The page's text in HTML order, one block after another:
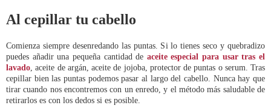
Al cepillar tu cabello
Comienza siempre desenredando las puntas. Si lo tienes seco y quebradizo
puedes añadir una pequeña cantidad de aceite especial para usar tras el
lavado , aceite de argán, aceite de jojoba, protector de puntas o serum. Tras
cepillar bien las puntas podemos pasar al largo del cabello. Nunca hay que
tirar cuando nos encontremos con un enredo, y el método más saludable de
retirarlos es con los dedos si es posible.